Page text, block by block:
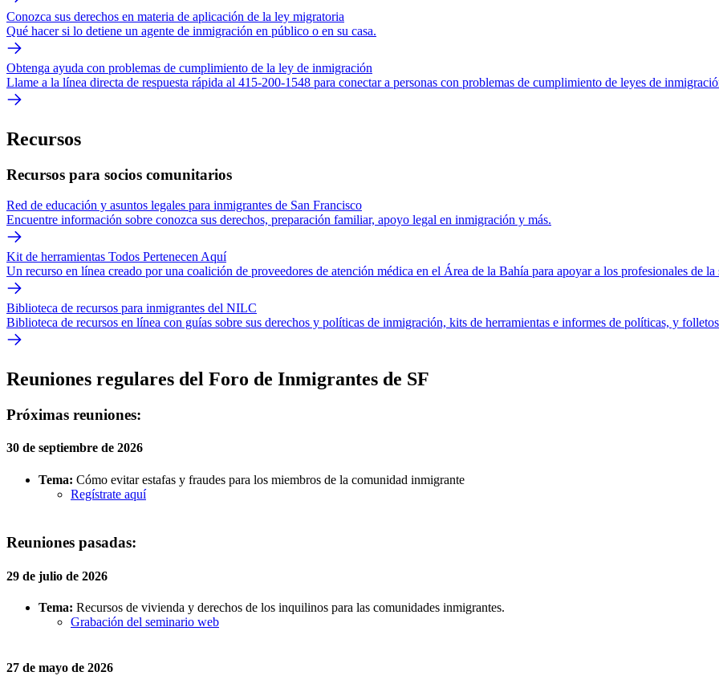
Conozca sus derechos en materia de aplicación de la ley migratoria
Qué hacer si lo detiene un agente de inmigración en público o en su casa.
Obtenga ayuda con problemas de cumplimiento de la ley de inmigración
Llame a la línea directa de respuesta rápida al 415-200-1548 para conectar a personas con problemas de cumplimiento de leyes de
Recursos
Recursos para socios comunitarios
Red de educación y asuntos legales para inmigrantes de San Francisco
Encuentre información sobre conozca sus derechos, preparación familiar, apoyo legal en inmigración y más.
Kit de herramientas Todos Pertenecen Aquí
Un recurso en línea creado por una coalición de proveedores de atención médica en el Área de la Bahía para apoyar a los profesionales de
Biblioteca de recursos para inmigrantes del NILC
Biblioteca de recursos en línea con guías sobre sus derechos y políticas de inmigración, kits de herramientas e informes de políticas, y
Reuniones regulares del Foro de Inmigrantes de SF
Próximas reuniones:
30 de septiembre de 2026
Tema: Cómo evitar estafas y fraudes para los miembros de la comunidad inmigrante
Regístrate aquí
Reuniones pasadas:
29 de julio de 2026
Tema: Recursos de vivienda y derechos de los inquilinos para las comunidades inmigrantes.
Grabación del seminario web
27 de mayo de 2026